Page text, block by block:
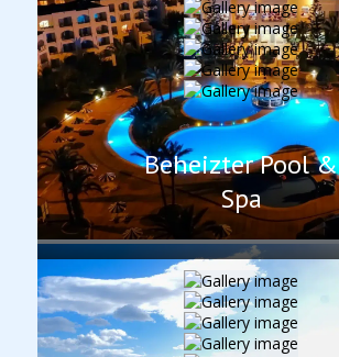
Beheizter Pool &
Spa